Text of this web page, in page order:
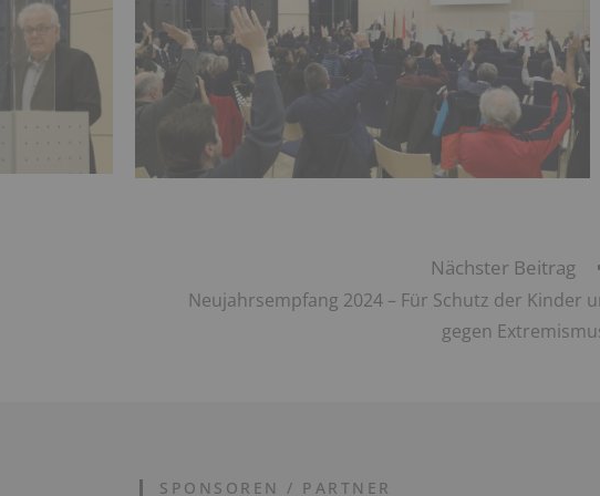
Nächster Beitrag
Neujahrsempfang 2024 – Für Schutz der Kinder
gegen
SPONSOREN / PARTNER